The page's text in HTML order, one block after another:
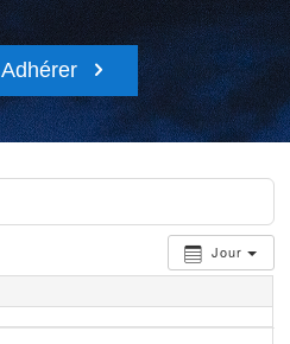
Adhérer
Jour